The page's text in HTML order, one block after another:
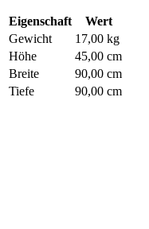
Eigenschaft
Wert
Gewicht
17,00 kg
Höhe
45,00 cm
Breite
90,00 cm
Tiefe
90,00 cm